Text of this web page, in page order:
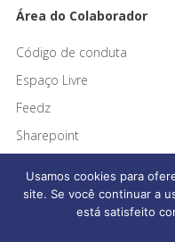
Área do Colaborador
Código de conduta
Espaço Livre
Feedz
Sharepoint
Afonso França
Usamos cookies para
site. Se você continuar a
está satisfeito